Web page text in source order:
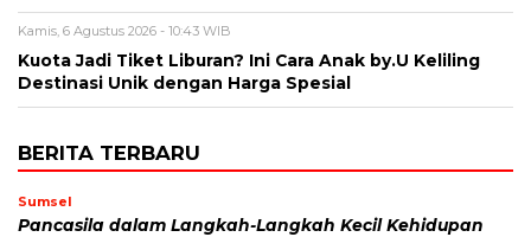
Kamis, 6 Agustus 2026 - 10:43 WIB
Kuota Jadi Tiket Liburan? Ini Cara Anak by.U Keliling
Destinasi Unik dengan Harga Spesial
BERITA TERBARU
Sumsel
Pancasila dalam Langkah-Langkah Kecil Kehidupan